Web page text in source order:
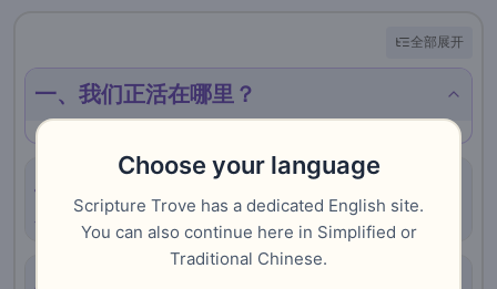
全部展开
一、我们正活在哪里？
二、产难的智慧——为何今天的紧张是真
实的，但不致命
Choose your language
Scripture Trove has a dedicated English site.
You can also continue here in Simplified or
Traditional Chinese.